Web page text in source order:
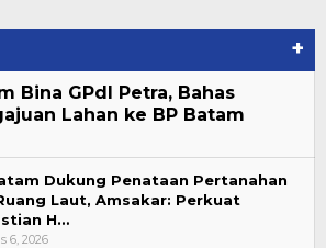
+
Bina GPdI Petra, Bahas
Lahan ke BP Batam
Dukung Penataan Pertanahan
Laut, Amsakar: Perkuat
H…
6, 2026